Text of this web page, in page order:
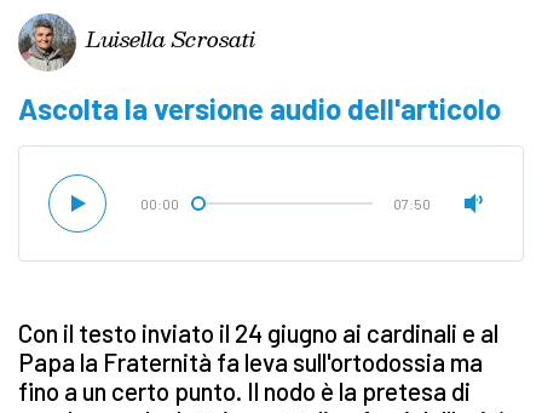
Luisella Scrosati
Ascolta la versione audio dell'articolo
00:00 07:50
Con il testo inviato il 24 giugno ai cardinali e al
Papa la Fraternità fa leva sull'ortodossia ma
fino a un certo punto. Il nodo è la pretesa di